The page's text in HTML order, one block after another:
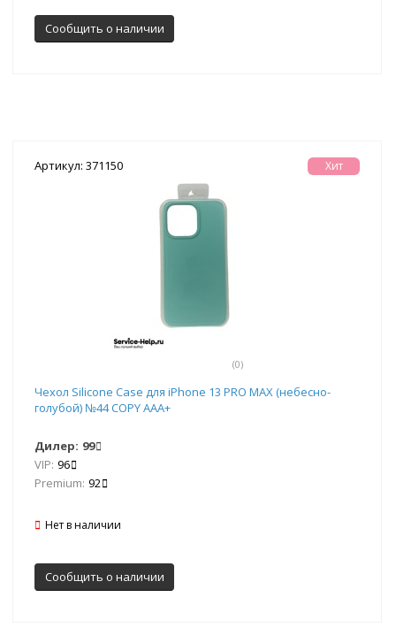
Сообщить о наличии
Артикул: 371150
(0)
Хит
Чехол Silicone Case для iPhone 13 PRO MAX (небесно-
голубой) №44 COPY AAA+
Дилер: 99
VIP: 96
Premium: 92
Нет в наличии
Сообщить о наличии